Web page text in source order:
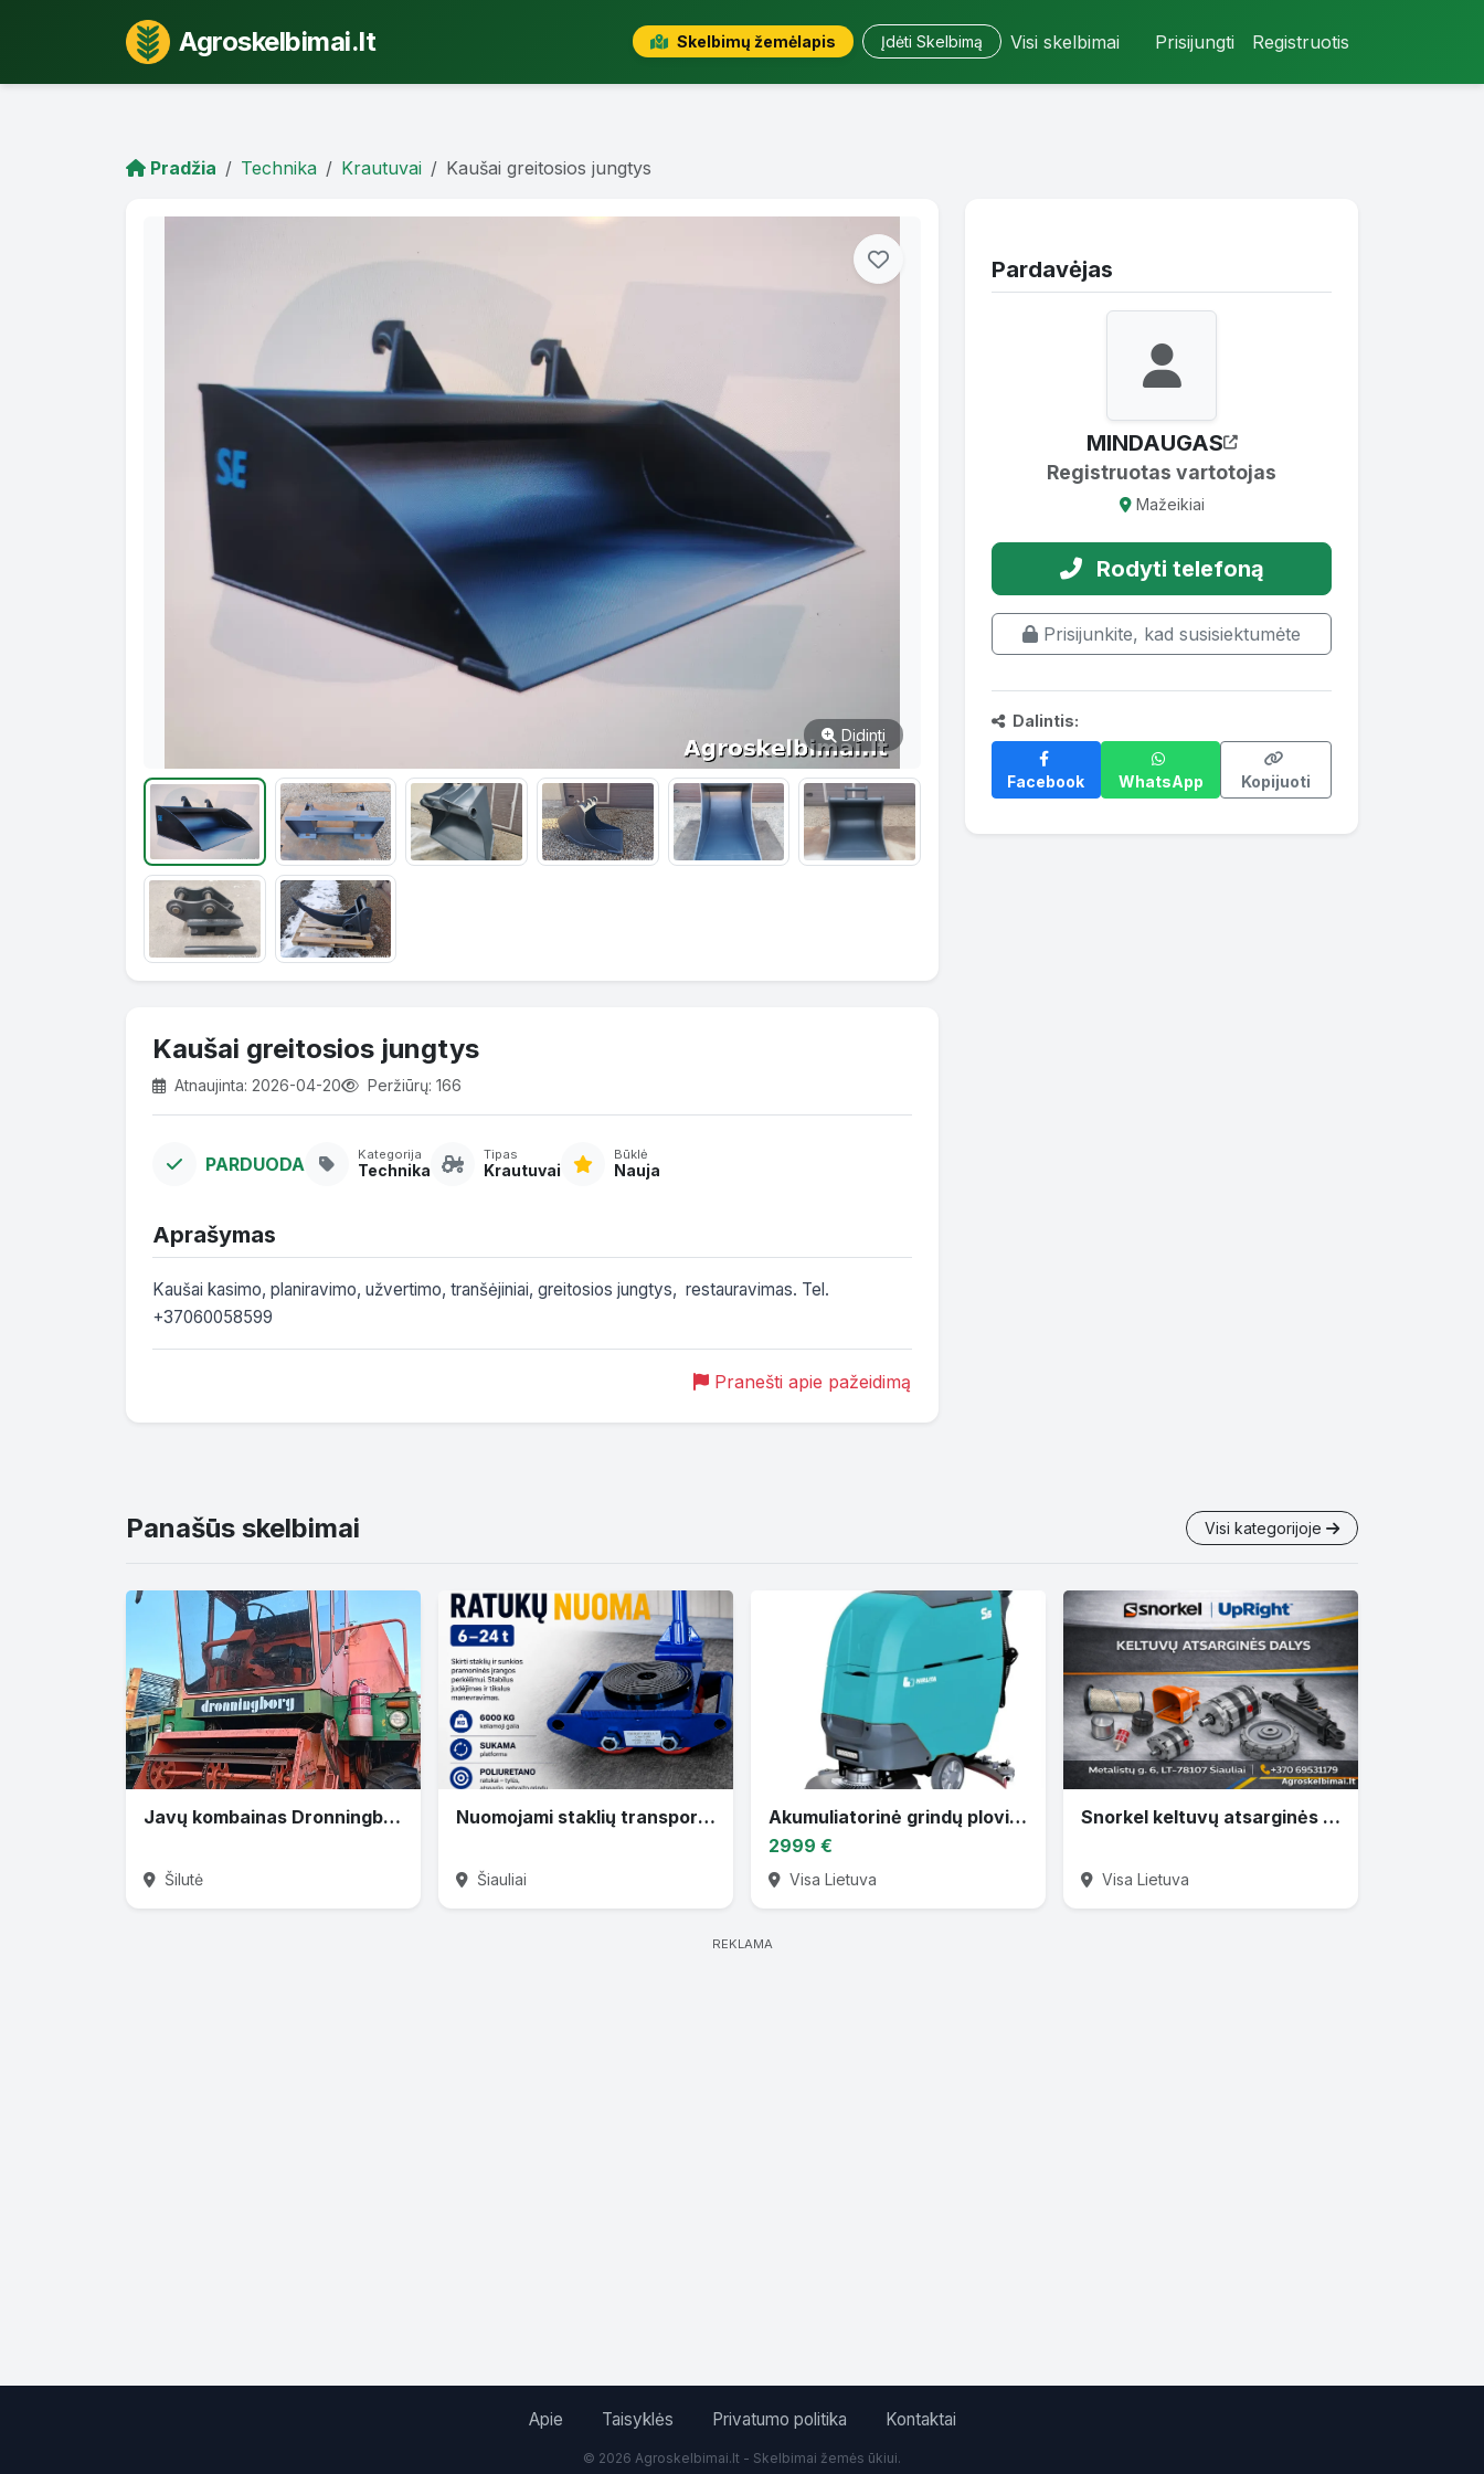
Agroskelbimai.lt Skelbimų žemėlapis Įdėti Skelbimą Visi skelbimai Prisijungti Registruotis
Pradžia Technika Krautuvai Kaušai greitosios jungtys
Didinti
Kaušai greitosios jungtys
Atnaujinta: 2026-04-20 Peržiūrų: 166
PARDUODA Kategorija
Technika
Tipas
Krautuvai
Būklė
Nauja
Aprašymas
Kaušai kasimo, planiravimo, užvertimo, tranšėjiniai, greitosios jungtys,  restauravimas. Tel.
+37060058599
Pranešti apie pažeidimą
Pardavėjas
MINDAUGAS
Registruotas vartotojas
Mažeikiai
Rodyti telefoną
Prisijunkite, kad susisiektumėte
Dalintis:
Facebook WhatsApp Kopijuoti
Panašūs skelbimai Visi kategorijoje
Javų kombainas Dronningborg
Šilutė
Nuomojami staklių transportavimo ratukai 6T–36T
Šiauliai
Akumuliatorinė grindų plovimo mašina AR-S5
2999 €
Visa Lietuva
Snorkel keltuvų atsarginės dalys
Visa Lietuva
REKLAMA
Apie Taisyklės Privatumo politika Kontaktai
© 2026 Agroskelbimai.lt - Skelbimai žemės ūkiui.